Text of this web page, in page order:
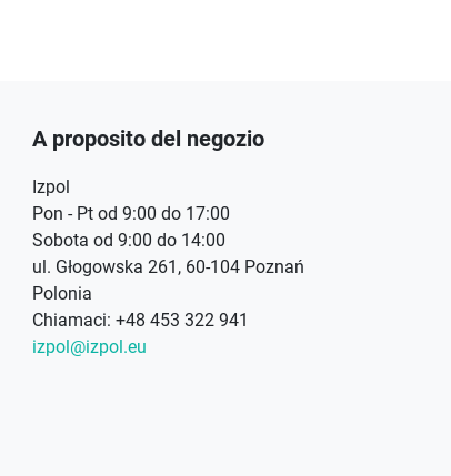
A proposito del negozio
Izpol
Pon - Pt od 9:00 do 17:00
Sobota od 9:00 do 14:00
ul. Głogowska 261, 60-104 Poznań
Polonia
Chiamaci: +48 453 322 941
izpol@izpol.eu